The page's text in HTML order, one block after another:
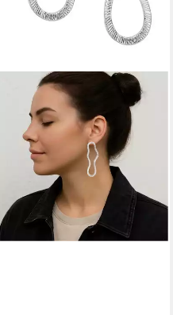
ELLA JONTE
Paar Ohrstecker, silber lange
Ohrringe im urban street
style Trend
9,95 €
lieferbar - in 2-3 Werktagen bei dir